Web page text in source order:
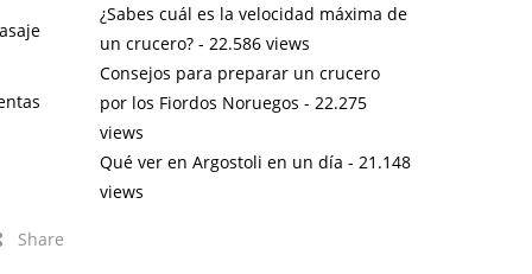
Share
¿Sabes cuál es la velocidad máxima de
un crucero?- 22.586 views
Consejos para preparar un crucero
por los Fiordos Noruegos - 22.275
views
Qué ver en Argostoli en un día - 21.148
views